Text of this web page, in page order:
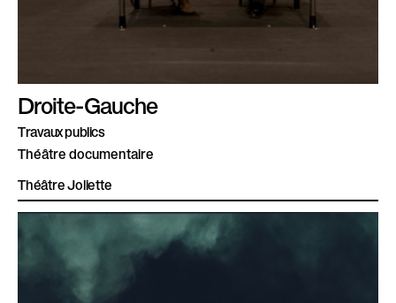
Droite-Gauche
Travaux publics
Théâtre documentaire
Théâtre Joliette